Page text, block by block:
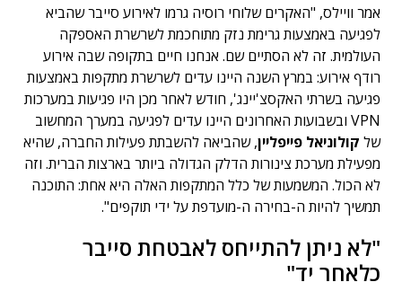
אמר וויילס, "האקרים שלוחי רוסיה גרמו לאירוע סייבר שהביא
לפגיעה באמצעות גרימת נזק מתוחכמת לשרשרת האספקה
העולמית. זה לא הסתיים שם. אנחנו חיים בתקופה שבה אירוע
רודף אירוע: במרץ השנה היינו עדים לשרשרת מתקפות באמצעות
פגיעה בשרתי האקסצ'יינג', חודש לאחר מכן היו פגיעות במערכות
VPN ובשבועות האחרונים היינו עדים לפגיעה במערך המחשוב
של קולוניאל פייפליין, שהביאה להשבתת פעילות החברה, שהיא
מפעילת מערכת צינורות הדלק הגדולה ביותר בארצות הברית. וזה
לא הכול. המשמעות של כלל המתקפות האלה היא אחת: התוכנה
תמשיך להיות ה-בחירה ה-מועדפת על ידי תוקפים".
"לא ניתן להתייחס לאבטחת סייבר
כלאחר יד"